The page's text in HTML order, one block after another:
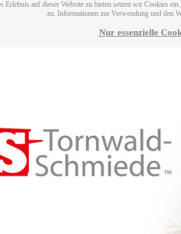
Erlebnis auf dieser Website zu bieten setzen wir Cookies
zu. Informationen zur Verwendung und den
Nur essenzielle